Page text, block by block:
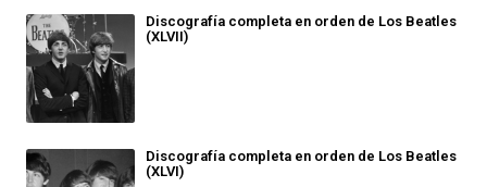
Discografía completa en orden de Los Beatles
(XLVII)
Discografía completa en orden de Los Beatles
(XLVI)